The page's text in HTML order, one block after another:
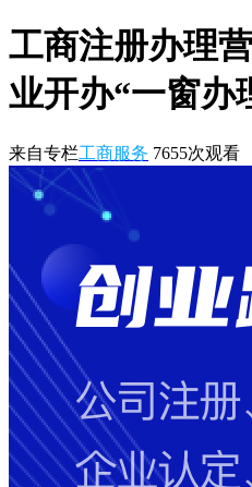
工商注册办理
业开办“一窗办
来自专栏工商服务 7655次观看